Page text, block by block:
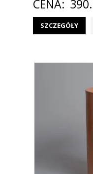
CENA:
SZCZEGÓŁY